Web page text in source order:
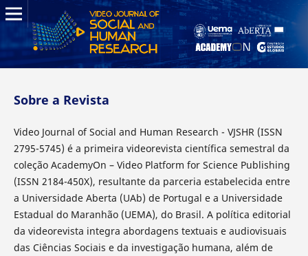
Sobre a Revista
Video Journal of Social and Human Research - VJSHR (ISSN
2795-5745) é a primeira videorevista científica semestral da
coleção AcademyOn – Video Platform for Science Publishing
(ISSN 2184-450X), resultante da parceria estabelecida entre
a Universidade Aberta (UAb) de Portugal e a Universidade
Estadual do Maranhão (UEMA), do Brasil. A política editorial
da videorevista integra abordagens textuais e audiovisuais
das Ciências Sociais e da investigação humana, além de